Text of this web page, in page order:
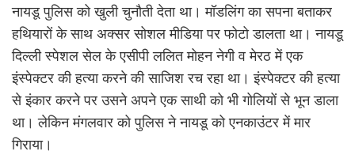
नायडू पुलिस को खुली चुनौती देता था। मॉडलिंग का सपना बताकर
हथियारों के साथ अक्सर सोशल मीडिया पर फोटो डालता था। नायडू
दिल्ली स्पेशल सेल के एसीपी ललित मोहन नेगी व मेरठ में एक
इंस्पेक्टर की हत्या करने की साजिश रच रहा था। इंस्पेक्टर की हत्या
से इंकार करने पर उसने अपने एक साथी को भी गोलियों से भून डाला
था। लेकिन मंगलवार को पुलिस ने नायडू को एनकाउंटर में मार
गिराया।